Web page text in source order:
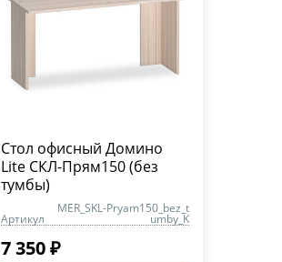
Стол офисный Домино
Lite СКЛ-Прям150 (без
тумбы)
Артикул
MER_SKL-Pryam150_bez_t
umby_K
7 350 ₽